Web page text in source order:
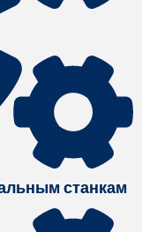
станкам